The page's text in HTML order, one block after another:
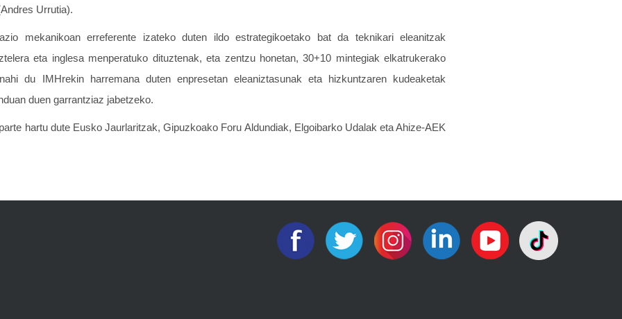
Urrutia).
mekanikoan erreferente izateko duten ildo estrategikoetako bat da teknikari eleanitzak
eta inglesa menperatuko dituztenak, eta zentzu honetan, 30+10 mintegiak elkatrukerako
du IMHrekin harremana duten enpresetan eleaniztasunak eta hizkuntzaren kudeaketak
duen garrantziaz jabetzeko.
hartu dute Eusko Jaurlaritzak, Gipuzkoako Foru Aldundiak, Elgoibarko Udalak eta Ahize-AEK